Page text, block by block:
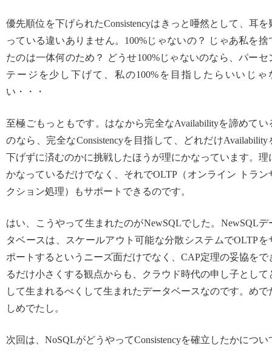
優先順位を下げられたConsistencyはきっと唖然として、耳を
っている違いありません。100%じゃないの？ じゃあ私を捨
たのは一体何のため？ どうせ100%じゃないのなら、パーセ
テージを少し下げて、私の100%を目指したらいいじゃ
い・・・
至極ごもっともです。はなから完全なAvailabilityを諦めてい
のなら、完全なConsistencyを目指して、どれだけAvailability
下げずに済むのかに挑戦したほうが理にかなっています。理
かなっているだけでなく、それでOLTP（オンライン トラン
クション処理）もサポートできるのです。
はい、こうやって生まれたのがNewSQLでした。NewSQLデ
タベースは、スケールアウト可能な分散システムでOLTPを
ポートするというニーズ面だけでなく、CAP定理の妥協をで
るだけ小さくする観点からも、クラウド時代の申し子として
して生まれるべくして生まれたデータベースなのです。めで
しめでたし。
次回は、NoSQLがどうやってConsistencyを確立したかについ